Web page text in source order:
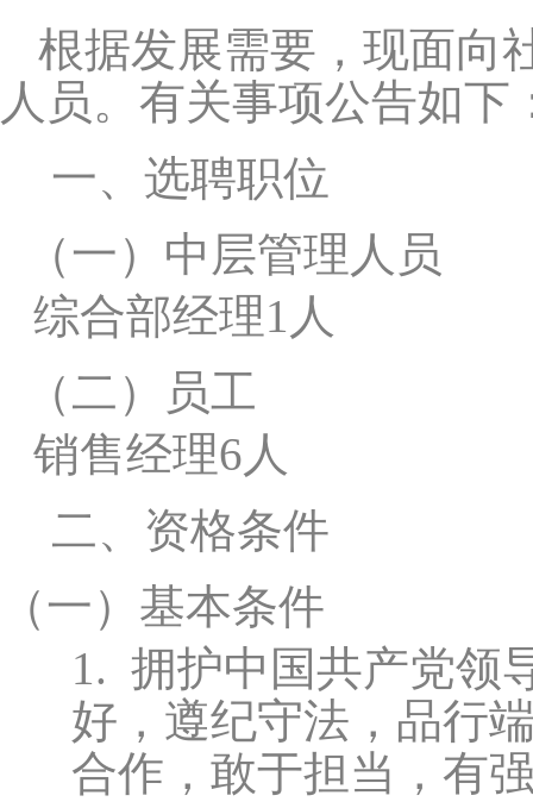
根据发展需要，现面向
人员。有关事项公告如下
一、选聘职位
（一） 中层管理人员
综合部经理1人
（二）
员工
销售经理6人
二、资格条件
（一） 基本条件
1. 拥护中国共产党领
好，遵纪守法，品行
合作，敢于担当，有